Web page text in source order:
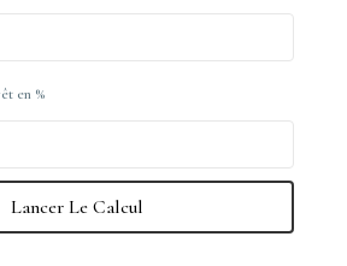
en %
Lancer Le Calcul